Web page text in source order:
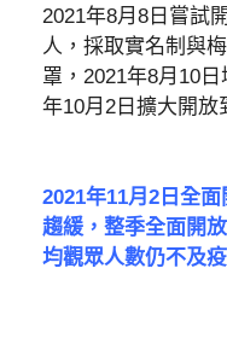
2021年8月8日嘗試
人，採取實名制與
罩，2021年8月10
年10月2日擴大開放
2021年11月2日全
趨緩，整季全面開
均觀眾人數仍不及